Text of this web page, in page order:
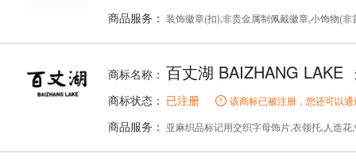
商品服务： 装饰徽章(扣),非贵金属制佩戴徽章,小饰物(
商标名称： 百丈湖 BAIZHANG LAKE
商标状态： 已注册 该商标已被注册，您还可以
商品服务： 亚麻织品标记用交织字母饰片,衣领托,人造花,针,假